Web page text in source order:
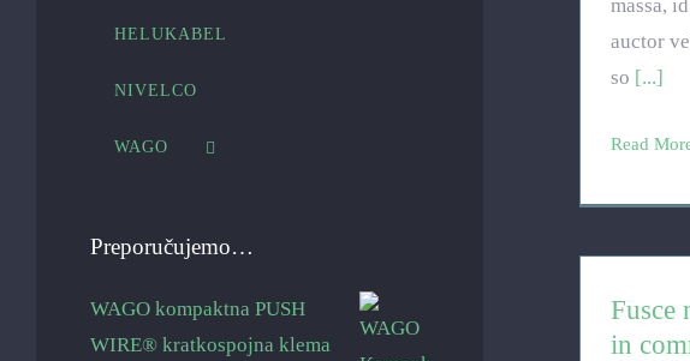
massa,
auctor
so [...]
Read
Fusce
in
HELUKABEL
NIVELCO
WAGO
Preporučujemo…
WAGO kompaktna PUSH
WIRE® kratkospojna klema